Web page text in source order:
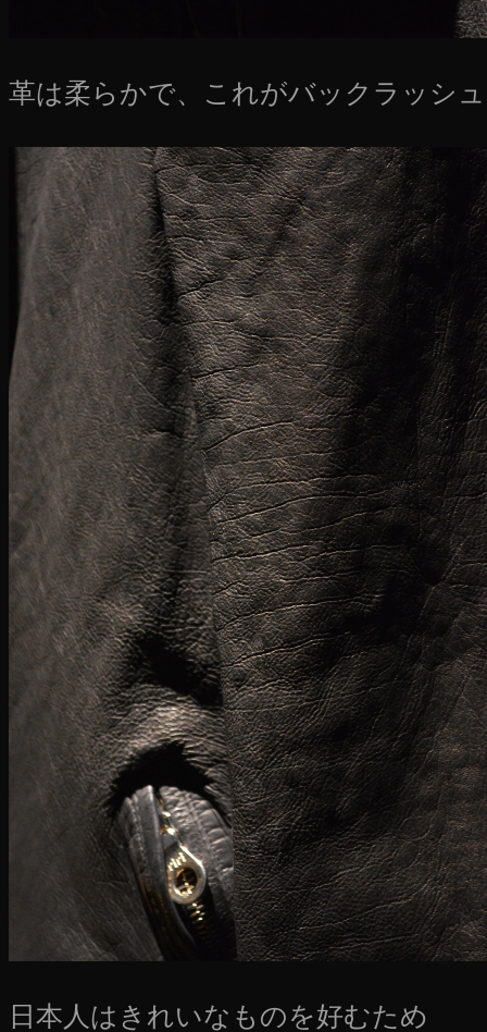
革は柔らかで、これがバックラッシ
日本人はきれいなものを好むため